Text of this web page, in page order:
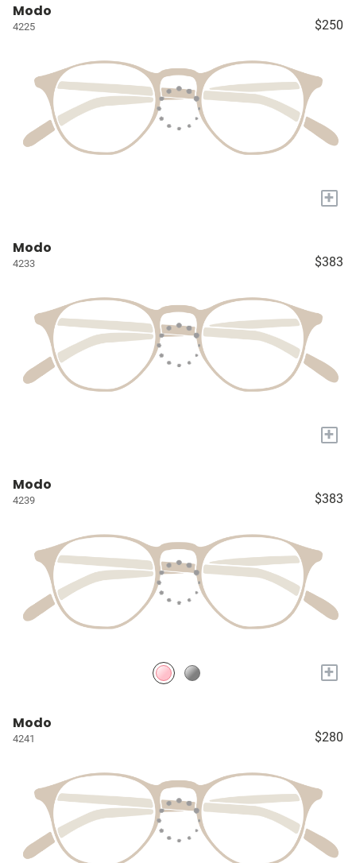
Modo
4225 $250
+
Modo
4233 $383
+
Modo
4239 $383
+
Modo
4241 $280